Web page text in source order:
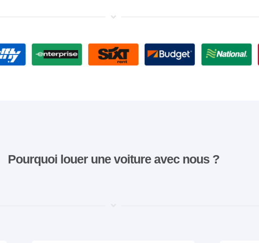
Pourquoi louer une voiture avec nous ?